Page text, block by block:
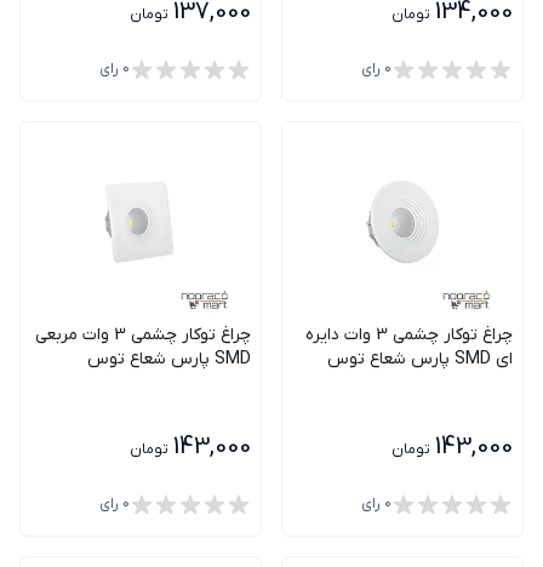
134,000 تومان
0 رای
137,000 تومان
0 رای
چراغ توکار چشمی 3 وات دايره
اي SMD پارس شعاع توس
143,000 تومان
0 رای
چراغ توکار چشمی 3 وات مربعی
SMD پارس شعاع توس
143,000 تومان
0 رای